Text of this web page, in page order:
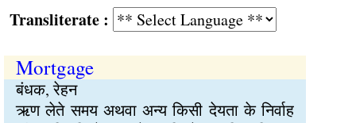
:
Mortgage
बंधक, रेहन
ऋण लेते समय अथवा अन्य किसी देयता के निर्वाह